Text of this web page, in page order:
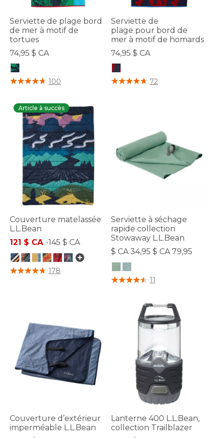
Serviette de plage bord
de mer à motif de
tortues
74,95 $ CA
5 sur 5 Évaluation des clients
100
Serviette de
plage pour bord de
mer à motif de homards
74,95 $ CA
3,7 sur 5 Évaluation des clients
72
Article à succès
Couverture matelassée
L.L.Bean
121 $ CA -145 $ CA
4,4 sur 5 Évaluation des clients
178
Serviette à séchage
rapide collection
Stowaway L.L.Bean
$ CA 34,95 $ CA 79,95
5 sur 5 Évaluation des clients
11
Couverture d’extérieur
imperméable L.L.Bean
Lanterne 400 L.L.Bean,
collection Trailblazer